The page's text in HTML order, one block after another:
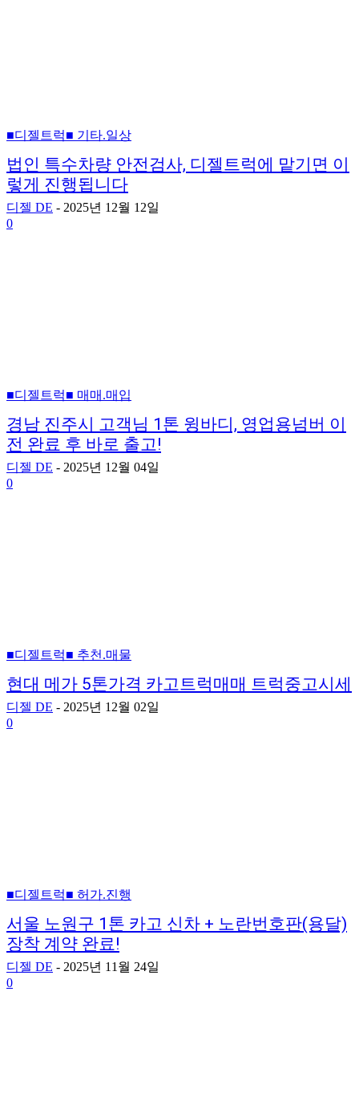
■디젤트럭■ 기타.일상
법인 특수차량 안전검사, 디젤트럭에 맡기면 이
렇게 진행됩니다
디젤 DE - 2025년 12월 12일
0
■디젤트럭■ 매매.매입
경남 진주시 고객님 1톤 윙바디, 영업용넘버 이
전 완료 후 바로 출고!
디젤 DE - 2025년 12월 04일
0
■디젤트럭■ 추천.매물
현대 메가 5톤가격 카고트럭매매 트럭중고시세
디젤 DE - 2025년 12월 02일
0
■디젤트럭■ 허가.진행
서울 노원구 1톤 카고 신차 + 노란번호판(용달)
장착 계약 완료!
디젤 DE - 2025년 11월 24일
0